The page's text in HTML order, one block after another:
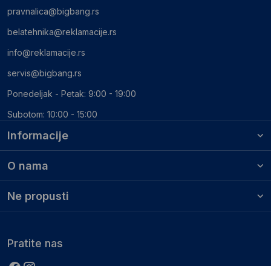
Informacije
O nama
Ne propusti
pravnalica@bigbang.rs
belatehnika@reklamacije.rs
info@reklamacije.rs
servis@bigbang.rs
Ponedeljak - Petak: 9:00 - 19:00
Subotom: 10:00 - 15:00
Pratite nas